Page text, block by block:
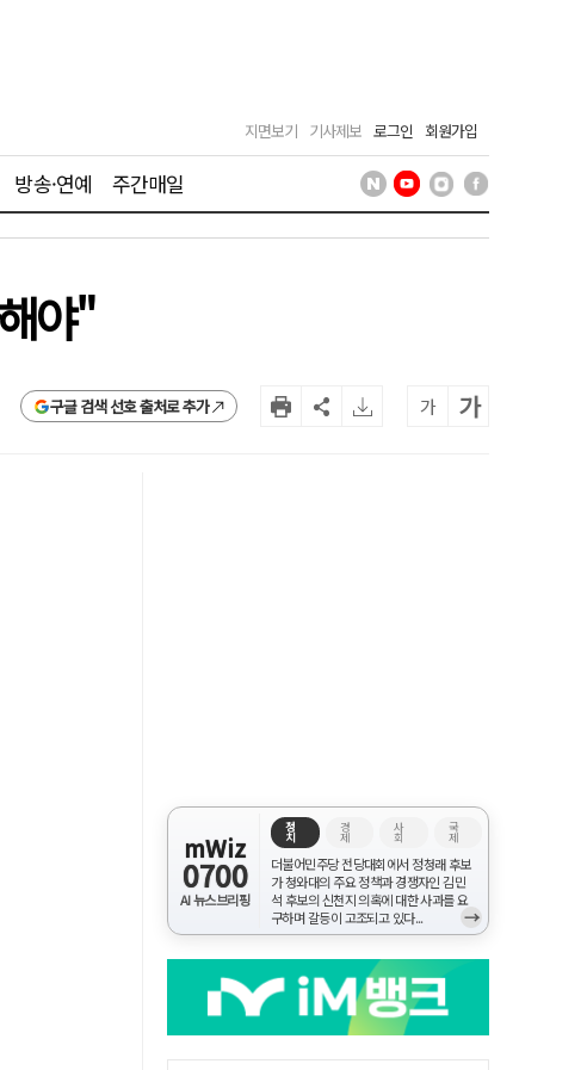
지면보기 기사제보 로그인 회원가입
방송·연예 주간매일
야"
구글 검색 선호 출처로 추가 가 가
mWiz
0700
AI 뉴스브리핑
정
치
경
제
사
회
국
제
더불어민주당 전당대회에서 정청래 후보
가 청와대의 주요 정책과 경쟁자인 김민
석 후보의 신천지 의혹에 대한 사과를 요
구하며 갈등이 고조되고 있다...
→